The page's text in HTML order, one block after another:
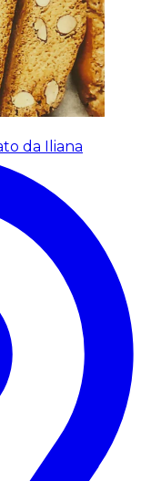
da Iliana